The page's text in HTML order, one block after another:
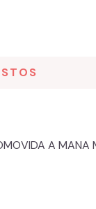
A MANA